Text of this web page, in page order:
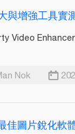
與增強工具
Video
Nok
佳圖片銳化軟